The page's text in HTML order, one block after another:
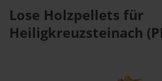
Lose Holzpellets für
Heiligkreuzsteinach